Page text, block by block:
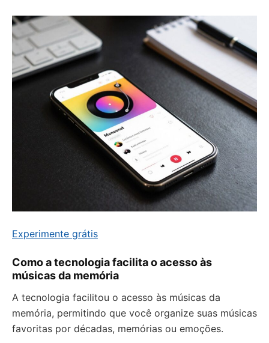
Experimente grátis
Como a tecnologia facilita o acesso às
músicas da memória
A tecnologia facilitou o acesso às músicas da
memória, permitindo que você organize suas músicas
favoritas por décadas, memórias ou emoções.